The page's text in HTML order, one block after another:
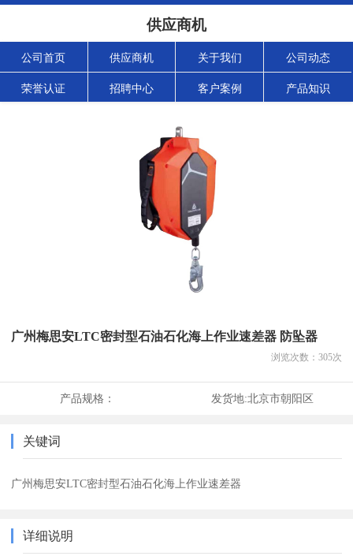
供应商机
公司首页 供应商机 关于我们 公司动态
荣誉认证 招聘中心 客户案例 产品知识
广州梅思安LTC密封型石油石化海上作业速差器 防坠器
浏览次数： 305次
产品规格： 发货地:北京市朝阳区
关键词
广州梅思安LTC密封型石油石化海上作业速差器
详细说明